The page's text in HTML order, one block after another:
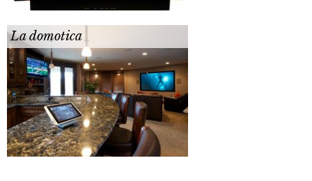
La domotica